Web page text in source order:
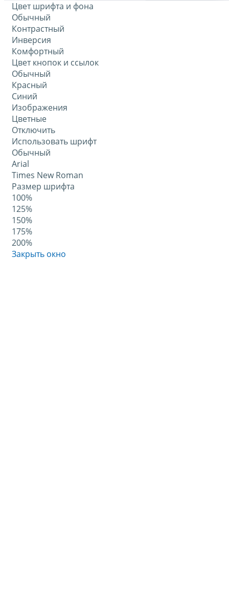
Цвет шрифта и фона
Обычный
Контрастный
Инверсия
Комфортный
Цвет кнопок и ссылок
Обычный
Красный
Синий
Изображения
Цветные
Отключить
Использовать шрифт
Обычный
Arial
Times New Roman
Размер шрифта
100%
125%
150%
175%
200%
Закрыть окно